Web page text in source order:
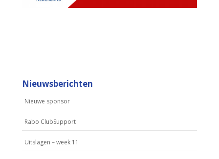
Nieuwsberichten
Nieuwe sponsor
Rabo ClubSupport
Uitslagen – week 11